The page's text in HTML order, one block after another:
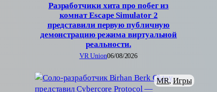
Разработчики хита про побег из
комнат Escape Simulator 2
представили первую публичную
демонстрацию режима виртуальной
реальности.
VR Union06/08/2026
MR, Игры